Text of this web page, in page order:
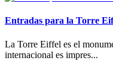
Entradas para la Torre
La Torre Eiffel es el
internacional es impres...